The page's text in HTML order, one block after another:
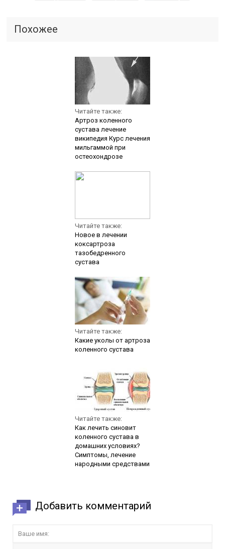
Похожее
Читайте также:
Артроз коленного
сустава лечение
википедия Курс лечения
мильгаммой при
остеохондрозе
Читайте также:
Новое в лечении
коксартроза
тазобедренного
сустава
Читайте также:
Какие уколы от артроза
коленного сустава
Читайте также:
Как лечить синовит
коленного сустава в
домашних условиях?
Симптомы, лечение
народными средствами
Добавить комментарий